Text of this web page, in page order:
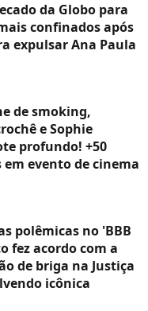
da Globo para
confinados após
expulsar Ana Paula
de smoking,
e Sophie
profundo! +50
evento de cinema
polêmicas no 'BBB
fez acordo com a
de briga na Justiça
icônica